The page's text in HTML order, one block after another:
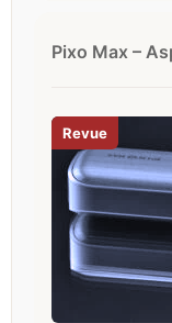
Pixo Max –